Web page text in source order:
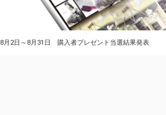
8月2日～8月31日 購入者プレゼント当選結果発表